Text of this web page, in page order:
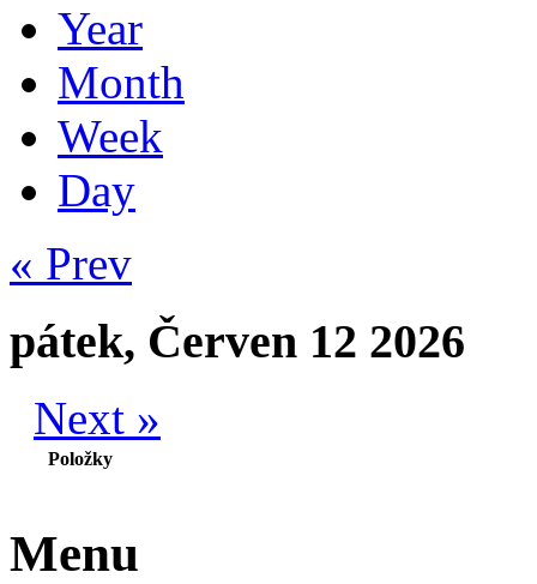
Year
Month
Week
Day
« Prev
pátek, Červen 12 2026
Next »
Položky
Menu